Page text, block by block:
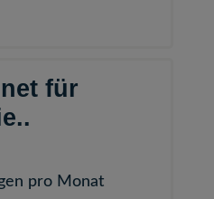
für
pro Monat